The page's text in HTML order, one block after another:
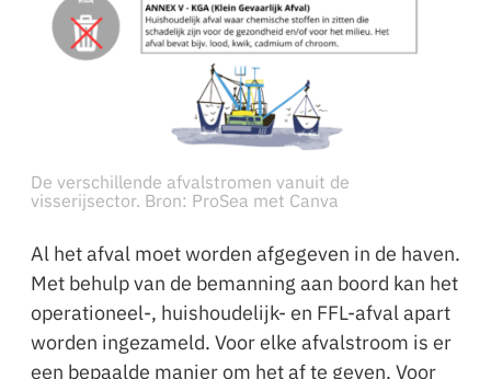
De verschillende afvalstromen vanuit de
visserijsector. Bron: ProSea met Canva
Al het afval moet worden afgegeven in de haven.
Met behulp van de bemanning aan boord kan het
operationeel-, huishoudelijk- en FFL-afval apart
worden ingezameld. Voor elke afvalstroom is er
een bepaalde manier om het af te geven. Voor